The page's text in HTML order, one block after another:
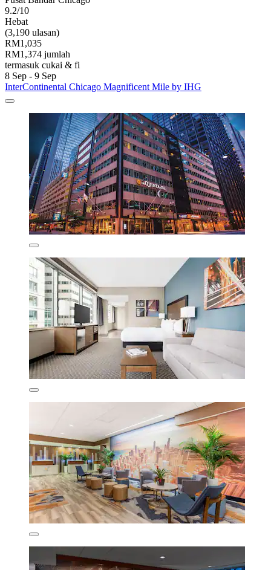
9.2/10
Hebat
(3,190 ulasan)
RM1,035
RM1,374 jumlah
termasuk cukai & fi
8 Sep - 9 Sep
InterContinental Chicago Magnificent Mile by IHG